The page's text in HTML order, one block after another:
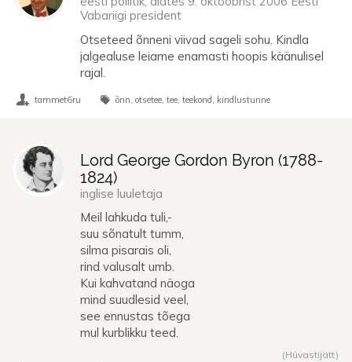
Vabariigi president
Otseteed õnneni viivad sageli sohu. Kindla
jalgealuse leiame enamasti hoopis käänulisel
rajal.
tammet6ru õnn otsetee tee teekond kindlustunne
Lord George Gordon Byron (1788-
1824)
inglise luuletaja
Meil lahkuda tuli,-
suu sõnatult tumm,
silma pisarais oli,
rind valusalt umb.
Kui kahvatand näoga
mind suudlesid veel,
see ennustas tõega
mul kurblikku teed.
(Hüvastijätt)